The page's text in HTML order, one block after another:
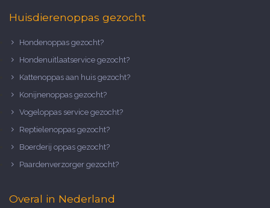
Huisdierenoppas gezocht
Hondenoppas gezocht?
Hondenuitlaatservice gezocht?
Kattenoppas aan huis gezocht?
Konijnenoppas gezocht?
Vogeloppas service gezocht?
Reptielenoppas gezocht?
Boerderij oppas gezocht?
Paardenverzorger gezocht?
Overal in Nederland